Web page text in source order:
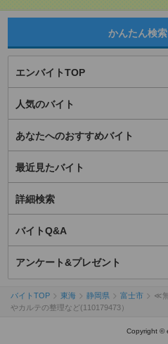
かんたん検
エンバイトTOP
人気のバイト
あなたへのおすすめバイト
最近見たバイト
詳細検索
バイトQ&A
アンケート&プレゼント
バイトTOP 東海 静岡県 富士市
≪
やカルテの整理など(110179473）
Copyright ©